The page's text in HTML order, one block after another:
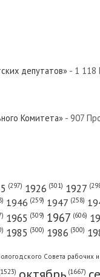
депутатов» - 1 118
Комитета» - 907
(297) 1926 (301) 1927
1946 (259) 1947 (258)
1965 (309) 1967 (606)
1985 (300) 1986 (300)
Совета рабочих
(1667)